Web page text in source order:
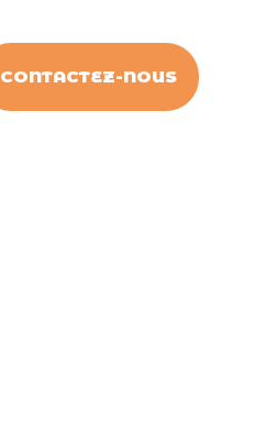
CONTACTEZ-NOUS